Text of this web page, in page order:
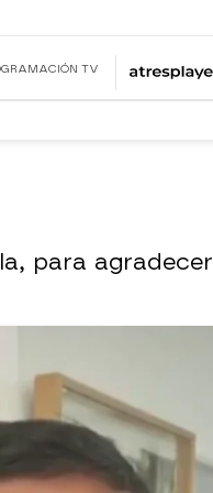
TV
para agradecer